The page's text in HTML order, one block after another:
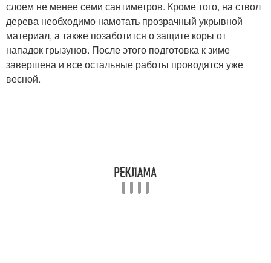
слоем не менее семи сантиметров. Кроме того, на ствол
дерева необходимо намотать прозрачный укрывной
материал, а также позаботится о защите коры от
нападок грызунов. После этого подготовка к зиме
завершена и все остальные работы проводятся уже
весной.